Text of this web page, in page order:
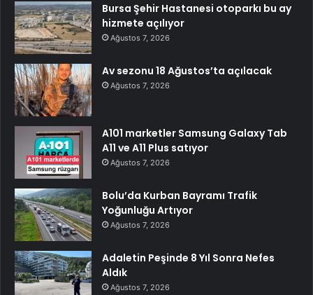
Bursa Şehir Hastanesi otoparkı bu ay
hizmete açılıyor
Ağustos 7, 2026
Av sezonu 18 Ağustos’ta açılacak
Ağustos 7, 2026
A101 marketler Samsung Galaxy Tab
A11 ve A11 Plus satıyor
Ağustos 7, 2026
Bolu’da Kurban Bayramı Trafik
Yoğunluğu Artıyor
Ağustos 7, 2026
Adaletin Peşinde 8 Yıl Sonra Nefes
Aldık
Ağustos 7, 2026